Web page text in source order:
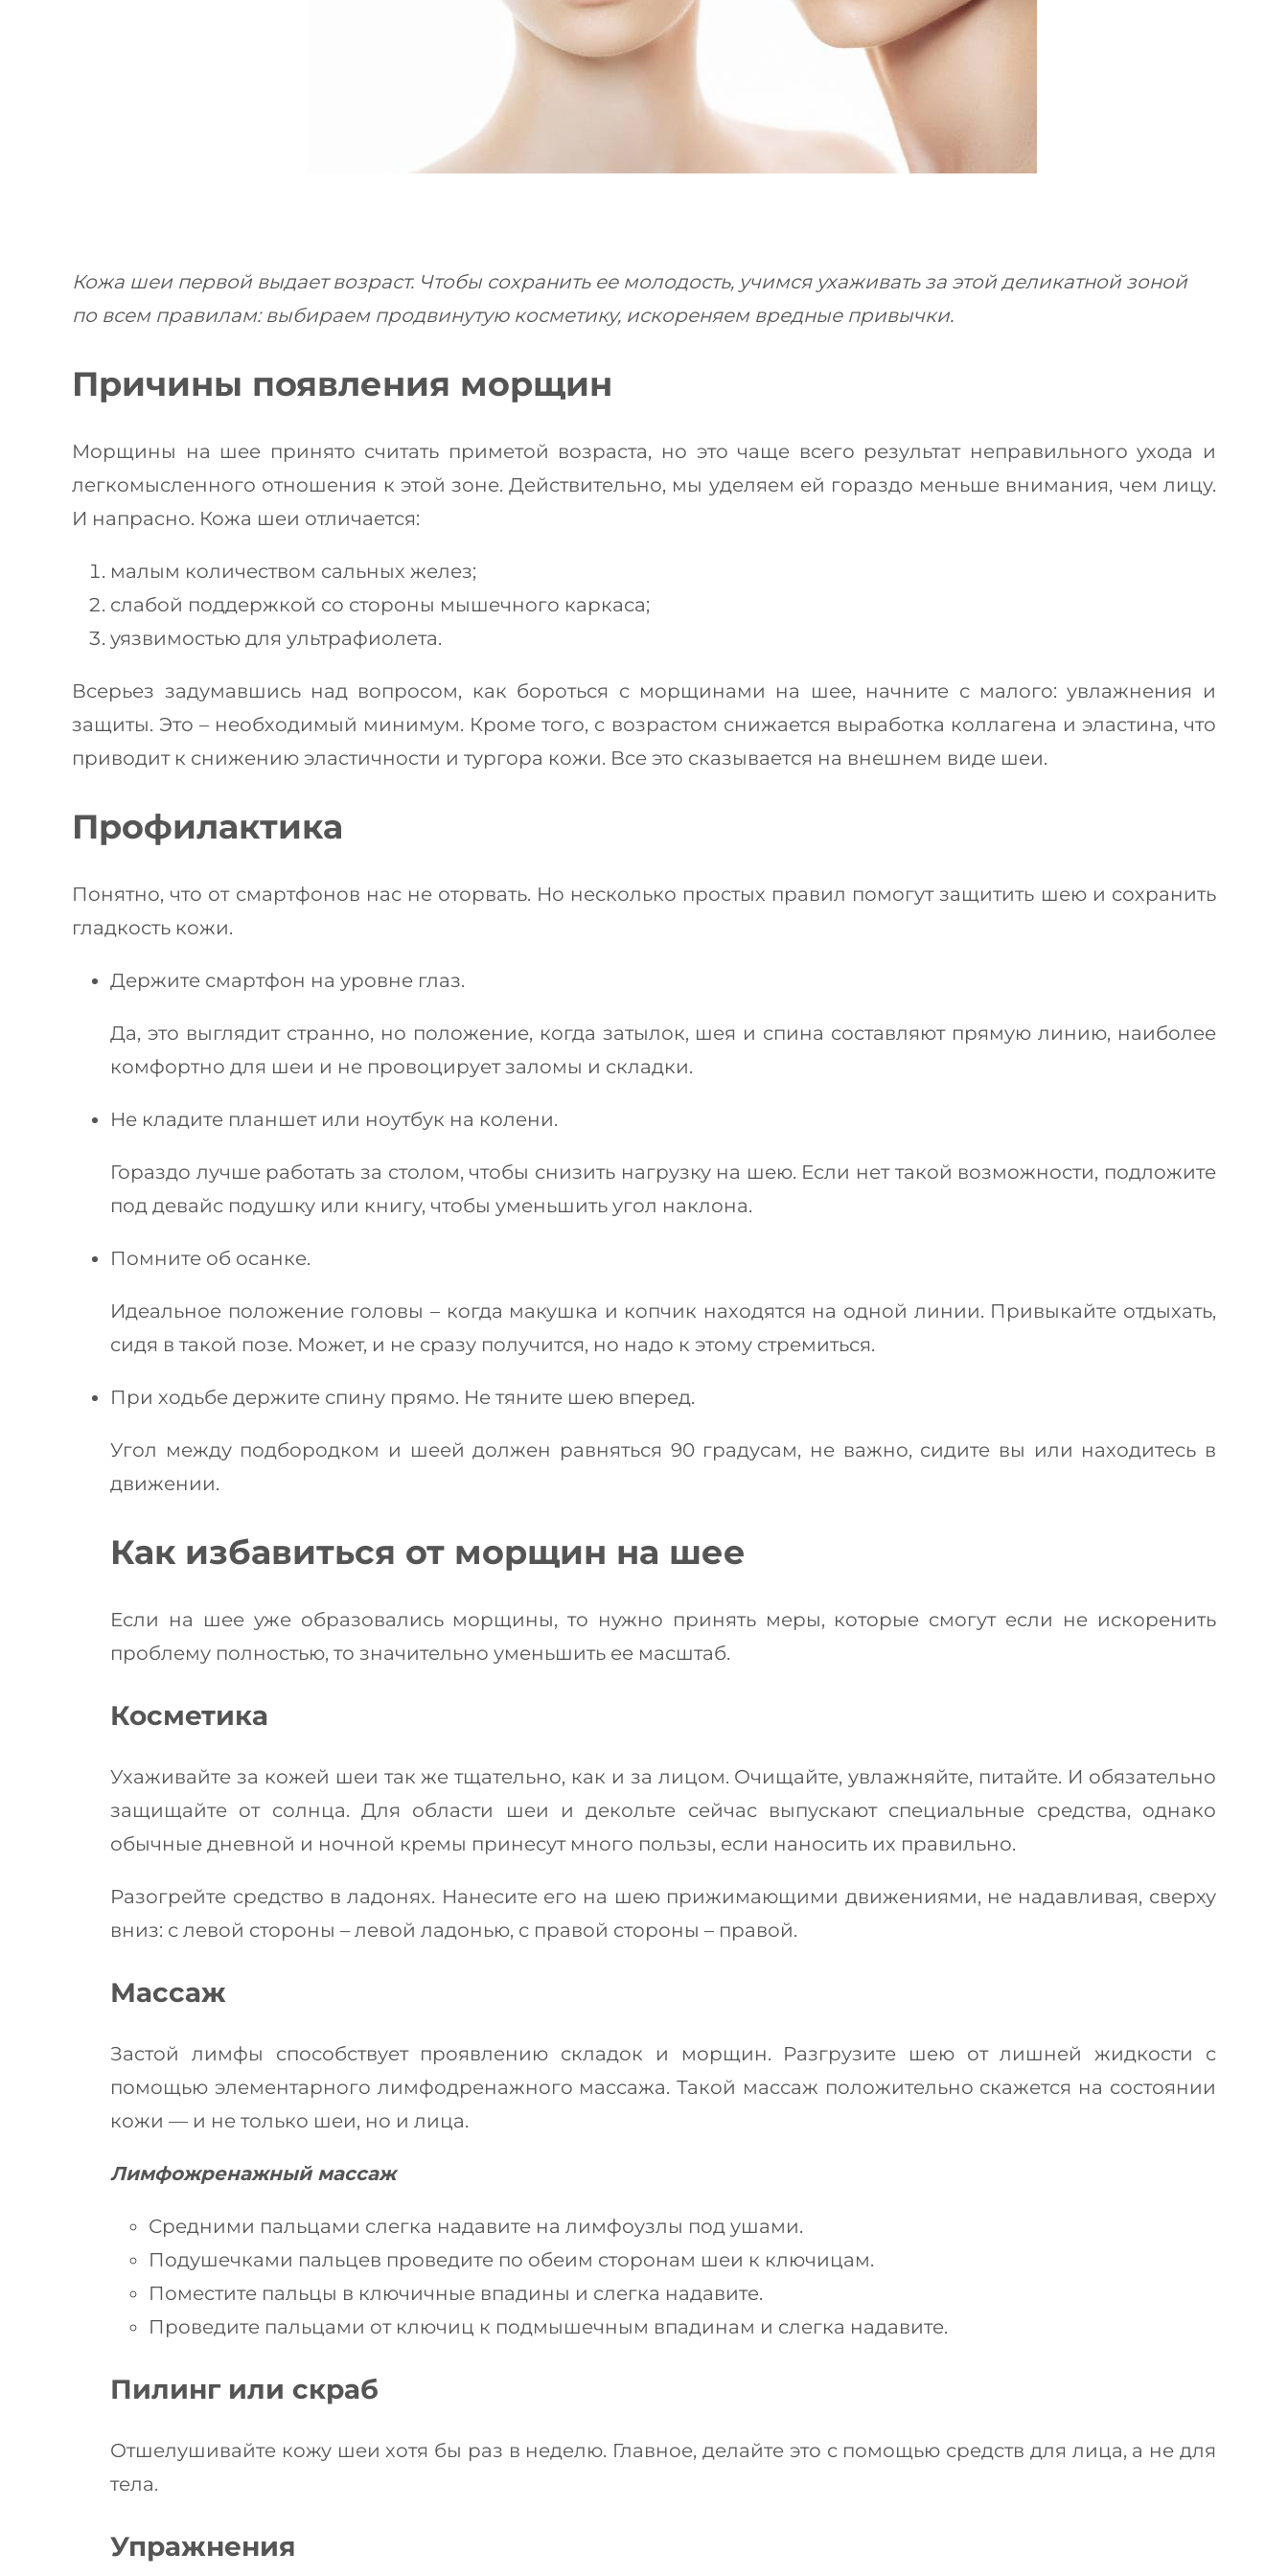
Кожа шеи первой выдает возраст. Чтобы сохранить ее молодость, учимся ухаживать за этой деликатной зоной
по всем правилам: выбираем продвинутую косметику, искореняем вредные привычки.
Причины появления морщин
Морщины на шее принято считать приметой возраста, но это чаще всего результат неправильного ухода и
легкомысленного отношения к этой зоне. Действительно, мы уделяем ей гораздо меньше внимания, чем лицу.
И напрасно. Кожа шеи отличается:
малым количеством сальных желез;
слабой поддержкой со стороны мышечного каркаса;
уязвимостью для ультрафиолета.
Всерьез задумавшись над вопросом, как бороться с морщинами на шее, начните с малого: увлажнения и
защиты. Это – необходимый минимум. Кроме того, с возрастом снижается выработка коллагена и эластина, что
приводит к снижению эластичности и тургора кожи. Все это сказывается на внешнем виде шеи.
Профилактика
Понятно, что от смартфонов нас не оторвать. Но несколько простых правил помогут защитить шею и сохранить
гладкость кожи.
Держите смартфон на уровне глаз.
Да, это выглядит странно, но положение, когда затылок, шея и спина составляют прямую линию, наиболее
комфортно для шеи и не провоцирует заломы и складки.
Не кладите планшет или ноутбук на колени.
Гораздо лучше работать за столом, чтобы снизить нагрузку на шею. Если нет такой возможности, подложите
под девайс подушку или книгу, чтобы уменьшить угол наклона.
Помните об осанке.
Идеальное положение головы – когда макушка и копчик находятся на одной линии. Привыкайте отдыхать,
сидя в такой позе. Может, и не сразу получится, но надо к этому стремиться.
При ходьбе держите спину прямо. Не тяните шею вперед.
Угол между подбородком и шеей должен равняться 90 градусам, не важно, сидите вы или находитесь в
движении.
Как избавиться от морщин на шее
Если на шее уже образовались морщины, то нужно принять меры, которые смогут если не искоренить
проблему полностью, то значительно уменьшить ее масштаб.
Косметика
Ухаживайте за кожей шеи так же тщательно, как и за лицом. Очищайте, увлажняйте, питайте. И обязательно
защищайте от солнца. Для области шеи и декольте сейчас выпускают специальные средства, однако
обычные дневной и ночной кремы принесут много пользы, если наносить их правильно.
Разогрейте средство в ладонях. Нанесите его на шею прижимающими движениями, не надавливая, сверху
вниз: с левой стороны – левой ладонью, с правой стороны – правой.
Массаж
Застой лимфы способствует проявлению складок и морщин. Разгрузите шею от лишней жидкости с
помощью элементарного лимфодренажного массажа. Такой массаж положительно скажется на состоянии
кожи — и не только шеи, но и лица.
Лимфожренажный массаж
Средними пальцами слегка надавите на лимфоузлы под ушами.
Подушечками пальцев проведите по обеим сторонам шеи к ключицам.
Поместите пальцы в ключичные впадины и слегка надавите.
Проведите пальцами от ключиц к подмышечным впадинам и слегка надавите.
Пилинг или скраб
Отшелушивайте кожу шеи хотя бы раз в неделю. Главное, делайте это с помощью средств для лица, а не для
тела.
Упражнения